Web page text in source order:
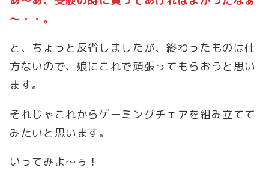
～・・。
と、ちょっと反省しましたが、終わったものは仕
方ないので、娘にこれで頑張ってもらおうと思い
ます。
それじゃこれからゲーミングチェアを組み立てて
みたいと思います。
いってみよ～ぅ！